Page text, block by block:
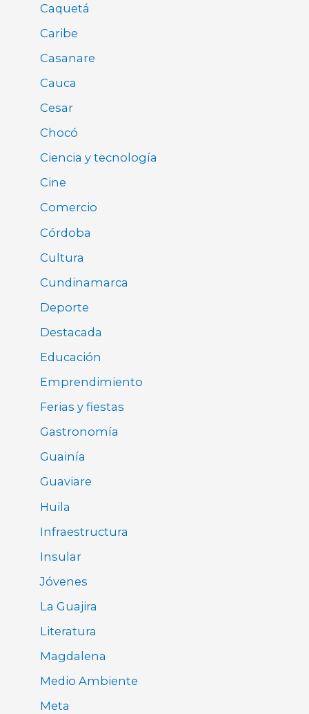
Caquetá
Caribe
Casanare
Cauca
Cesar
Chocó
Ciencia y tecnología
Cine
Comercio
Córdoba
Cultura
Cundinamarca
Deporte
Destacada
Educación
Emprendimiento
Ferias y fiestas
Gastronomía
Guainía
Guaviare
Huila
Infraestructura
Insular
Jóvenes
La Guajira
Literatura
Magdalena
Medio Ambiente
Meta